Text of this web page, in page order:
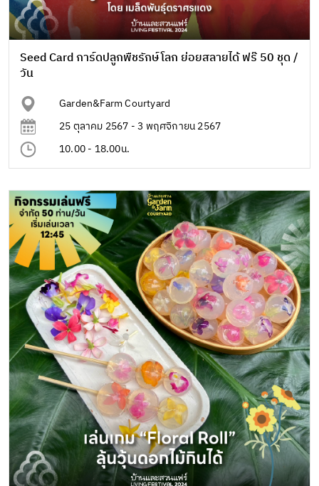
Seed Card การ์ดปลูกพืชรักษ์โลก ย่อยสลายได้ ฟร๊ 50 ชุด /
วัน
Garden&Farm Courtyard
25 ตุลาคม 2567 - 3 พฤศจิกายน 2567
10.00 - 18.00น.